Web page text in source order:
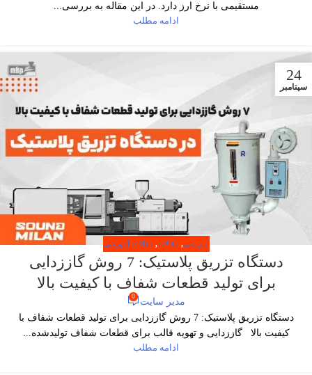
مستقیمی با نرخ ارز دارد. در این مقاله به بررسی...
ادامه مطلب
24
سپتامبر
آموزشی, مقالات, مقالات آموزشی
دستگاه تزریق پلاستیک: 7 روش گاززدایی
برای تولید قطعات شفاف با کیفیت بالا
مدیر سایت 0
دستگاه تزریق پلاستیک: 7 روش گاززدایی برای تولید قطعات شفاف با
کیفیت بالا گاززدایی و تهویه قالب برای قطعات شفاف تولیدشده...
ادامه مطلب